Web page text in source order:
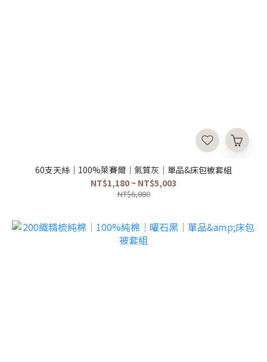
60支天絲｜100%萊賽爾｜氣質灰｜單品&床包被套組
NT$1,180 ~ NT$5,003
NT$6,880